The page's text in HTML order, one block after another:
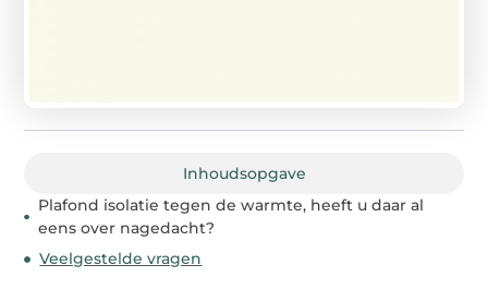
Inhoudsopgave
Plafond isolatie tegen de warmte, heeft u daar al
eens over nagedacht?
Veelgestelde vragen